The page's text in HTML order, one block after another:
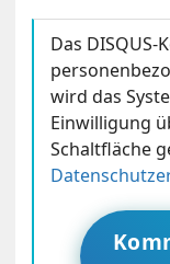
Das
wird das
Einwilligung
Schaltfläche